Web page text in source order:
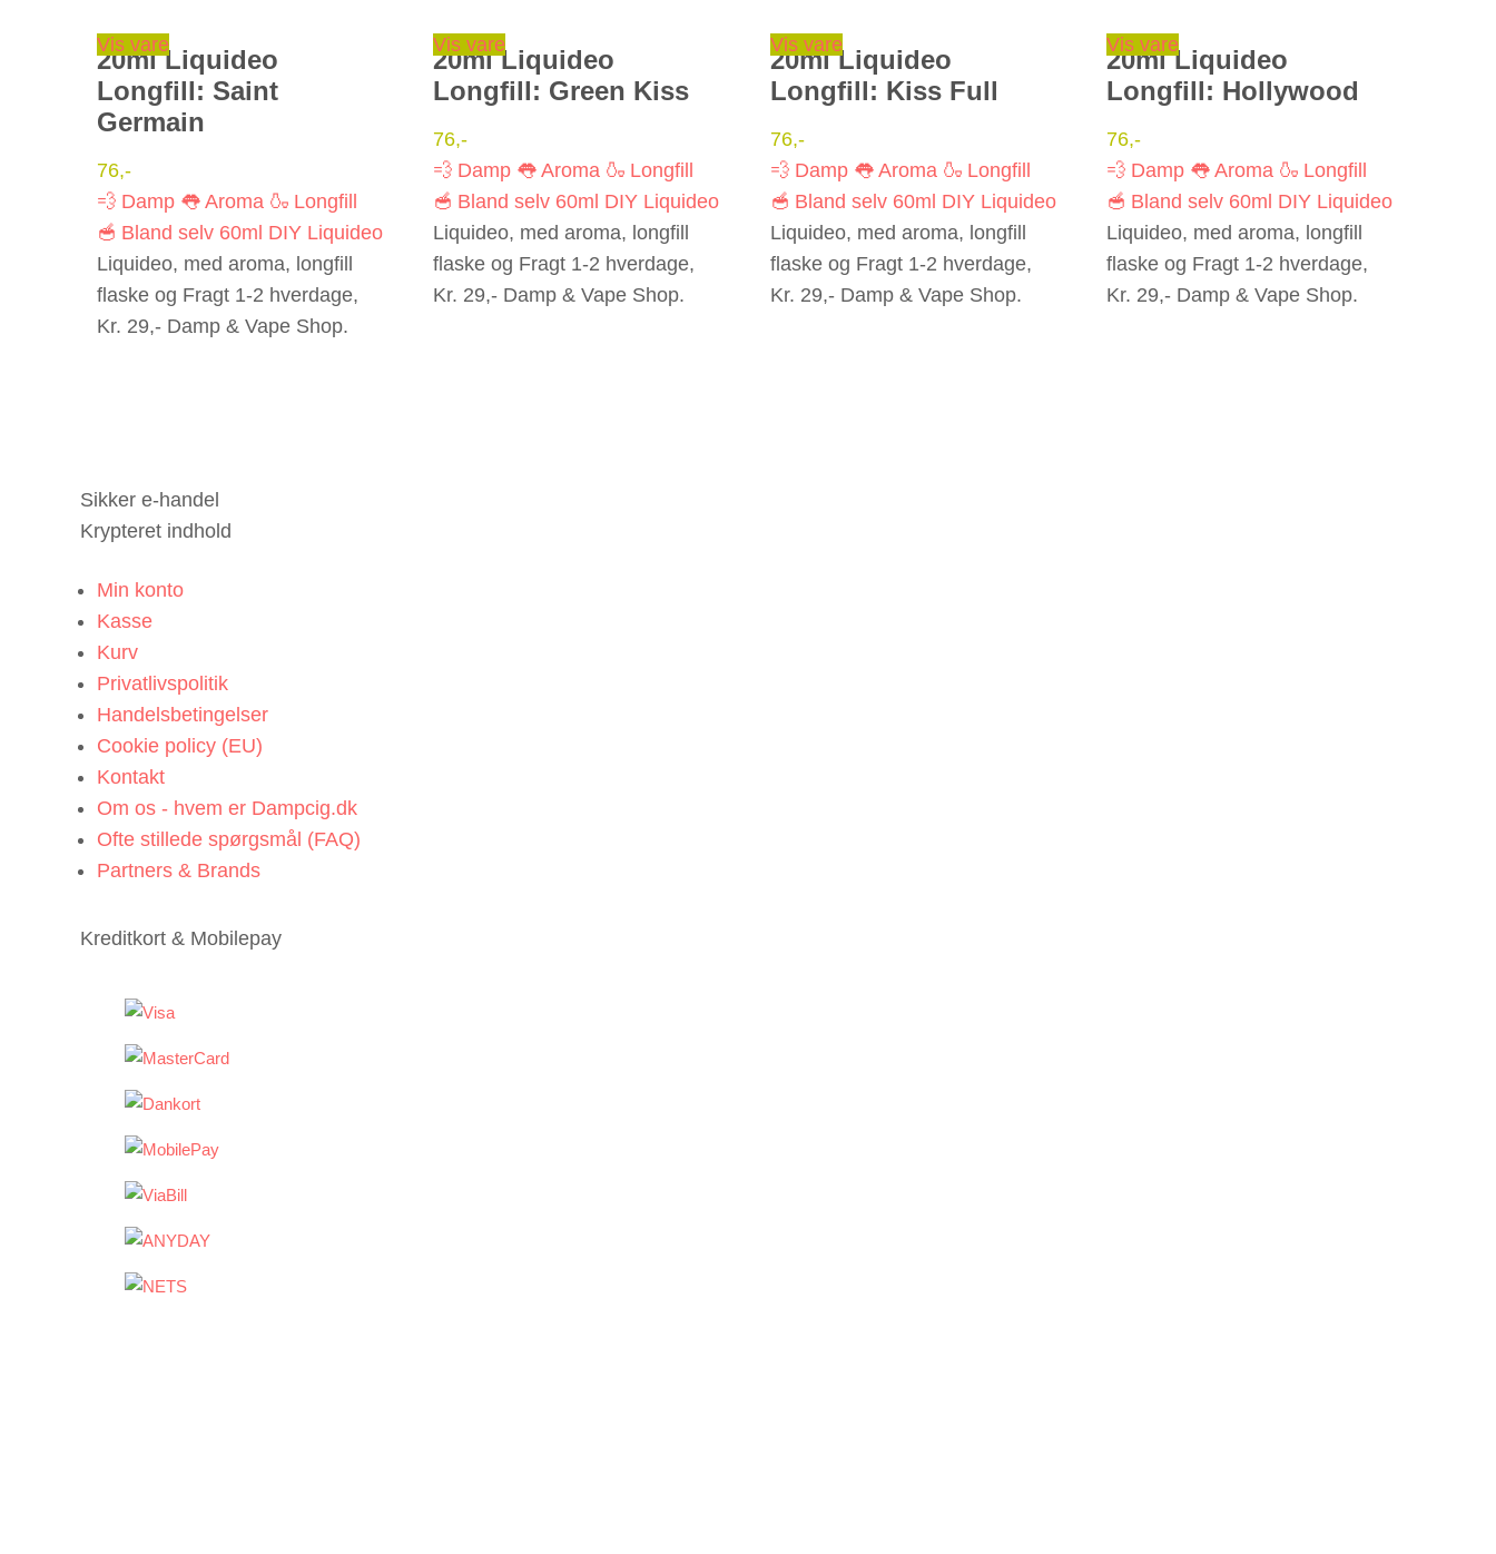
Vis vare
20ml Liquideo
Longfill: Saint
Germain
76,-
💨 Damp 👅 Aroma 🍶 Longfill
🥣 Bland selv 60ml DIY Liquideo
Liquideo, med aroma, longfill
flaske og Fragt 1-2 hverdage,
Kr. 29,- Damp & Vape Shop.
Vis vare
20ml Liquideo
Longfill: Green Kiss
76,-
💨 Damp 👅 Aroma 🍶 Longfill
🥣 Bland selv 60ml DIY Liquideo
Liquideo, med aroma, longfill
flaske og Fragt 1-2 hverdage,
Kr. 29,- Damp & Vape Shop.
Vis vare
20ml Liquideo
Longfill: Kiss Full
76,-
💨 Damp 👅 Aroma 🍶 Longfill
🥣 Bland selv 60ml DIY Liquideo
Liquideo, med aroma, longfill
flaske og Fragt 1-2 hverdage,
Kr. 29,- Damp & Vape Shop.
Vis vare
20ml Liquideo
Longfill: Hollywood
76,-
💨 Damp 👅 Aroma 🍶 Longfill
🥣 Bland selv 60ml DIY Liquideo
Liquideo, med aroma, longfill
flaske og Fragt 1-2 hverdage,
Kr. 29,- Damp & Vape Shop.
Sikker e-handel
Krypteret indhold
Min konto
Kasse
Kurv
Privatlivspolitik
Handelsbetingelser
Cookie policy (EU)
Kontakt
Om os - hvem er Dampcig.dk
Ofte stillede spørgsmål (FAQ)
Partners & Brands
Kreditkort & Mobilepay